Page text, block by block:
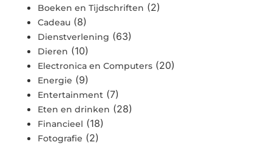
Boeken en Tijdschriften (2)
Cadeau (8)
Dienstverlening (63)
Dieren (10)
Electronica en Computers (20)
Energie (9)
Entertainment (7)
Eten en drinken (28)
Financieel (18)
Fotografie (2)